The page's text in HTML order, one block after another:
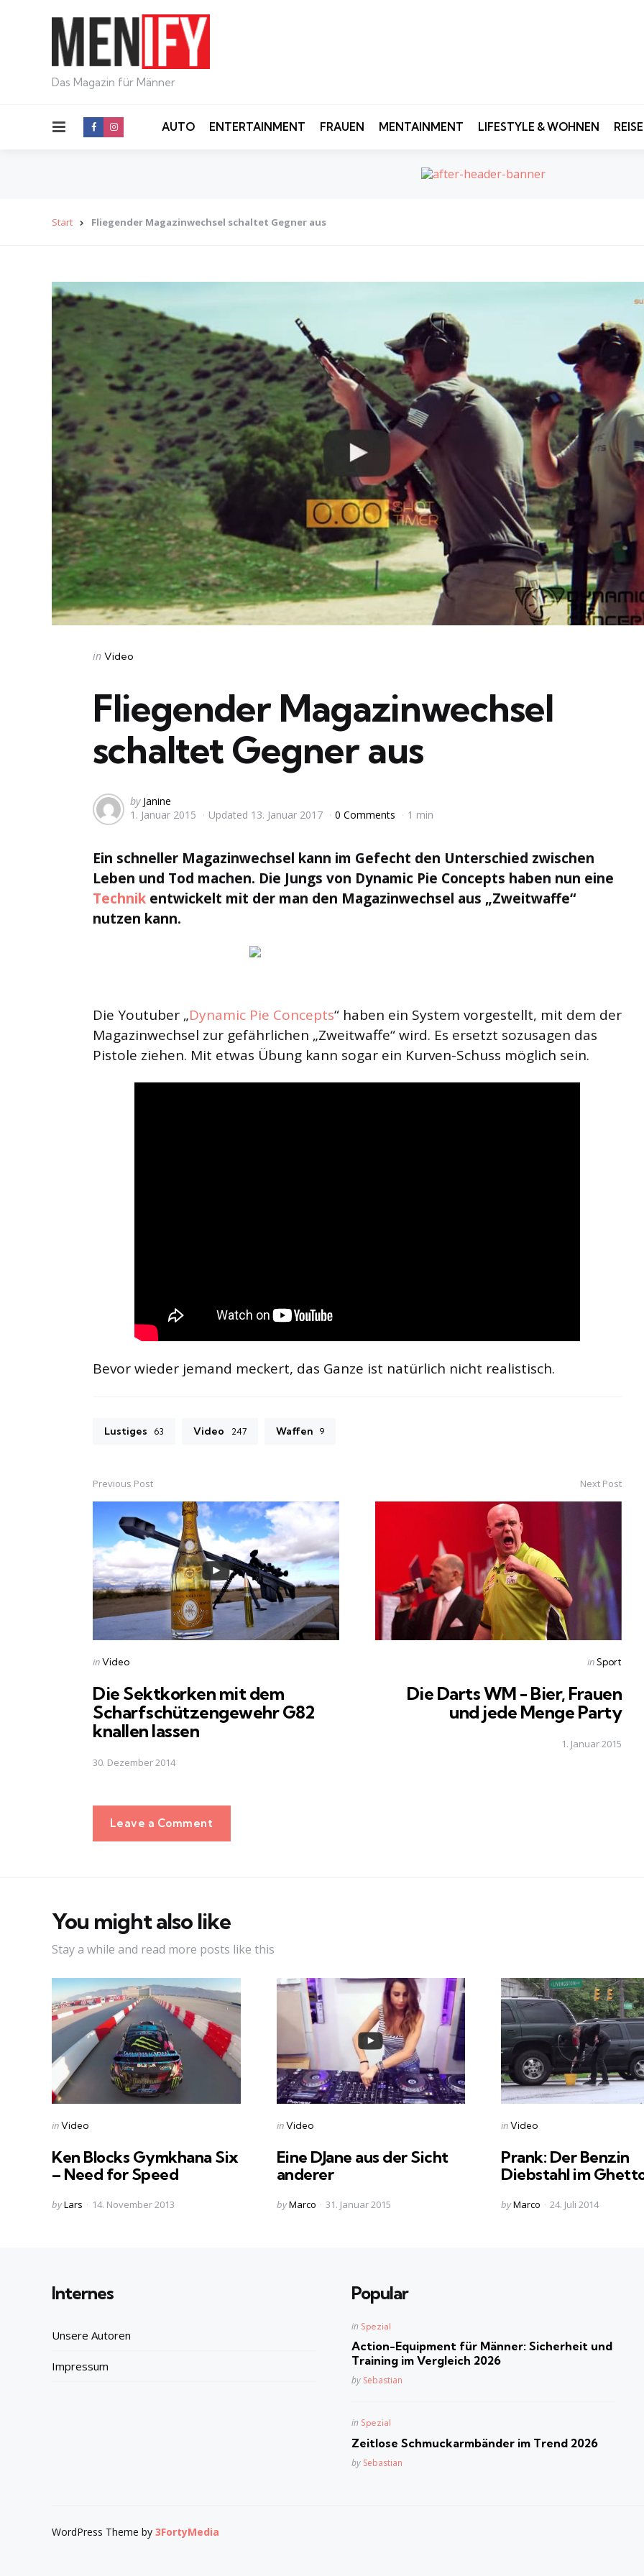
Das Magazin für Männer
Menu AUTO ENTERTAINMENT FRAUEN MENTAINMENT LIFESTYLE & WOHNEN
Start Fliegender Magazinwechsel schaltet Gegner aus
Categories
Posted
in Video
Fliegender Magazinwechsel
schaltet Gegner aus
Posted
by
by Janine
1. Januar 2015
Updated 13. Januar 2017 0 Comments 1 min
Ein schneller Magazinwechsel kann im Gefecht den Unterschied zwischen
Leben und Tod machen. Die Jungs von Dynamic Pie Concepts haben nun eine
Technik entwickelt mit der man den Magazinwechsel aus „Zweitwaffe“
nutzen kann.
Die Youtuber „Dynamic Pie Concepts“ haben ein System vorgestellt, mit dem der
Magazinwechsel zur gefährlichen „Zweitwaffe“ wird. Es ersetzt sozusagen das
Pistole ziehen. Mit etwas Übung kann sogar ein Kurven-Schuss möglich sein.
Bevor wieder jemand meckert, das Ganze ist natürlich nicht realistisch.
Lustiges 63 Video 247 Waffen 9
Post
navigation
Previous Post
Posted
inVideo
Die Sektkorken mit dem
Scharfschützengewehr G82
knallen lassen
30. Dezember 2014
Next Post
Posted
inSport
Die Darts WM - Bier, Frauen
und jede Menge Party
1. Januar 2015
Leave a Comment
You might also like
Stay a while and read more posts like this
Categories
Posted
inVideo
Ken Blocks Gymkhana Six
– Need for Speed
Posted
byLars 14. November 2013
Categories
Posted
in Video
Eine DJane aus der Sicht
anderer
Posted
byMarco 31. Januar 2015
Categories
Posted
inVideo
Prank: Der Benzin
Diebstahl im
Posted
byMarco 24. Juli 2014
Internes
Unsere Autoren
Impressum
Popular
Posted
in Spezial
Action-Equipment für Männer: Sicherheit und
Training im Vergleich 2026
Posted
by Sebastian
Posted
in Spezial
Zeitlose Schmuckarmbänder im Trend 2026
Posted
by Sebastian
WordPress Theme by 3FortyMedia